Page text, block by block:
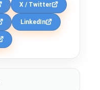
X / Twitter
LinkedIn